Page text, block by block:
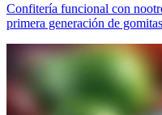
Confitería funcional con
primera generación de